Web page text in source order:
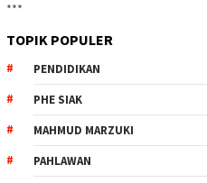
***
TOPIK POPULER
PENDIDIKAN
PHE SIAK
MAHMUD MARZUKI
PAHLAWAN